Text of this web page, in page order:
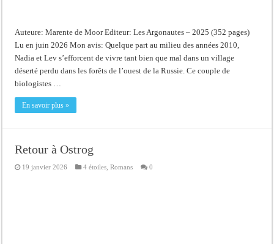
Auteure: Marente de Moor Editeur: Les Argonautes – 2025 (352 pages)
Lu en juin 2026 Mon avis: Quelque part au milieu des années 2010,
Nadia et Lev s’efforcent de vivre tant bien que mal dans un village
déserté perdu dans les forêts de l’ouest de la Russie. Ce couple de
biologistes …
En savoir plus »
Retour à Ostrog
19 janvier 2026 4 étoiles ,Romans 0